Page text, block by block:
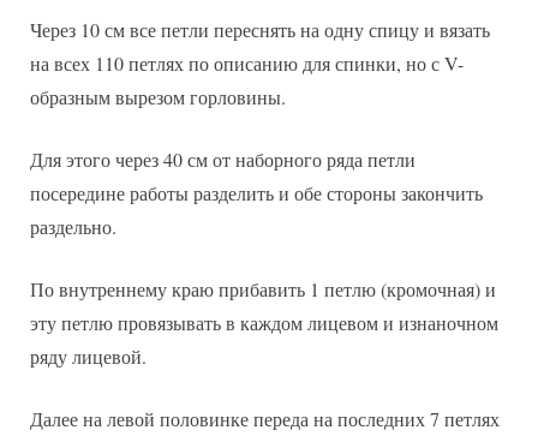
Через 10 см все петли переснять на одну спицу и вязать
на всех 110 петлях по описанию для спинки, но с V-
образным вырезом горловины.
Для этого через 40 см от наборного ряда петли
посередине работы разделить и обе стороны закончить
раздельно.
По внутреннему краю прибавить 1 петлю (кромочная) и
эту петлю провязывать в каждом лицевом и изнаночном
ряду лицевой.
Далее на левой половинке переда на последних 7 петлях